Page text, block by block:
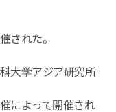
された。
大学アジア研究所
によって開催され